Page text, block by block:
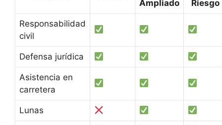
Ampliado
Riesgo
Responsabilidad
civil
Defensa jurídica
Asistencia en
carretera
Lunas